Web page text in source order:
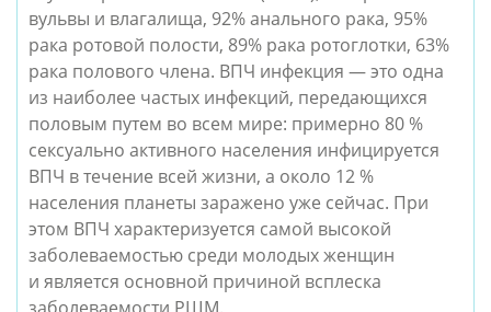
вульвы и влагалища, 92% анального рака, 95%
рака ротовой полости, 89% рака ротоглотки, 63%
рака полового члена. ВПЧ инфекция — это одна
из наиболее частых инфекций, передающихся
половым путем во всем мире: примерно 80 %
сексуально активного населения инфицируется
ВПЧ в течение всей жизни, а около 12 %
населения планеты заражено уже сейчас. При
этом ВПЧ характеризуется самой высокой
заболеваемостью среди молодых женщин
и является основной причиной всплеска